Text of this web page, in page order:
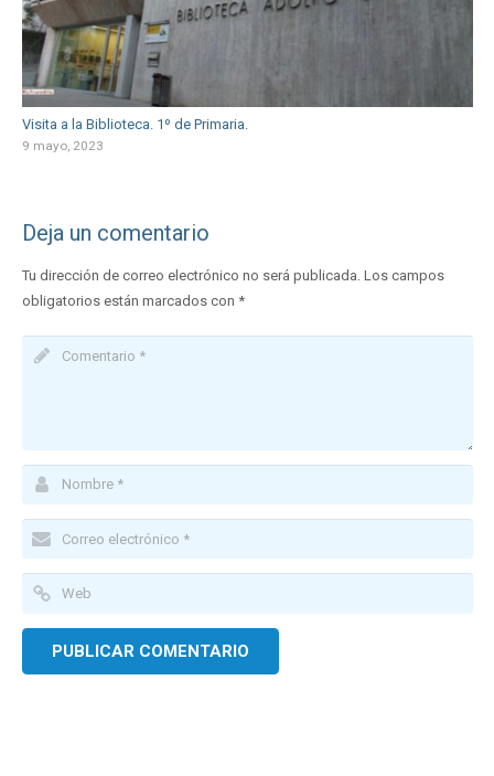
Visita a la Biblioteca. 1º de Primaria.
9 mayo, 2023
Deja un comentario
Tu dirección de correo electrónico no será publicada.Los campos
obligatorios están marcados con *